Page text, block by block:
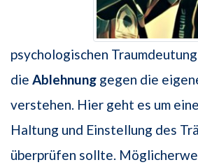
psychologischen
die Ablehnung gegen die
verstehen. Hier geht es um
Haltung und Einstellung des
überprüfen sollte.